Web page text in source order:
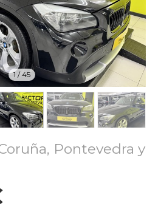
1 /45
Pontevedra y